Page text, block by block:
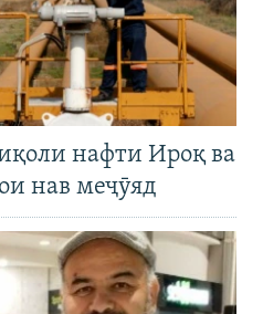
нафти Ироқ ва
нав меҷӯяд